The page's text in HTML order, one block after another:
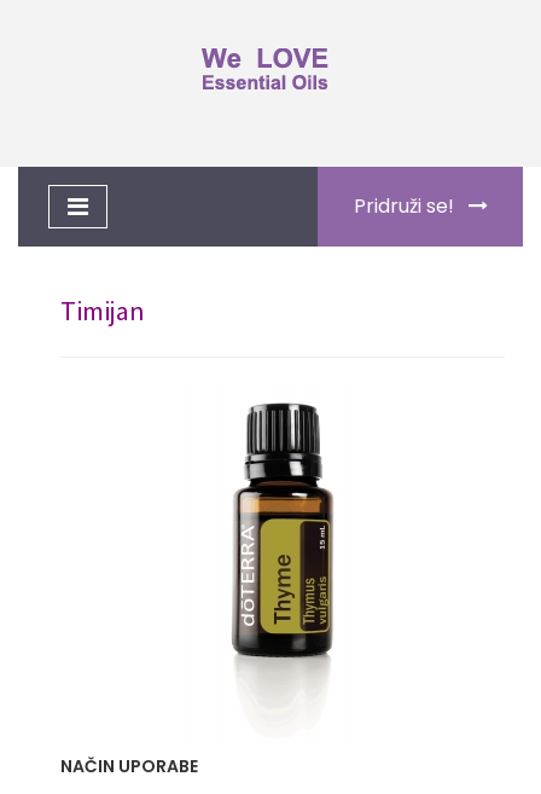
Pridruži se!
Toggle
navigation
Timijan
NAČIN UPORABE